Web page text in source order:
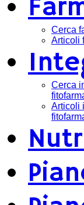
Cerca
Articoli
Cerca
Articoli